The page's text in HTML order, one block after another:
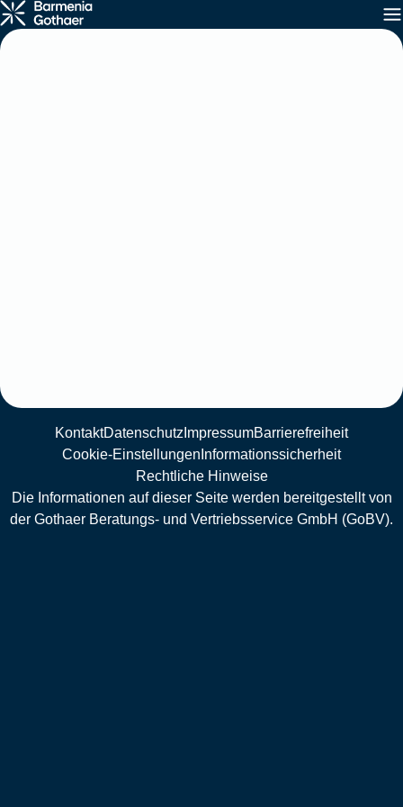
KontaktDatenschutz ImpressumBarrierefreiheit
Cookie-Einstellungen Informationssicherheit
Rechtliche Hinweise
Die Informationen auf dieser Seite werden bereitgestellt von
der Gothaer Beratungs- und Vertriebsservice GmbH (GoBV).